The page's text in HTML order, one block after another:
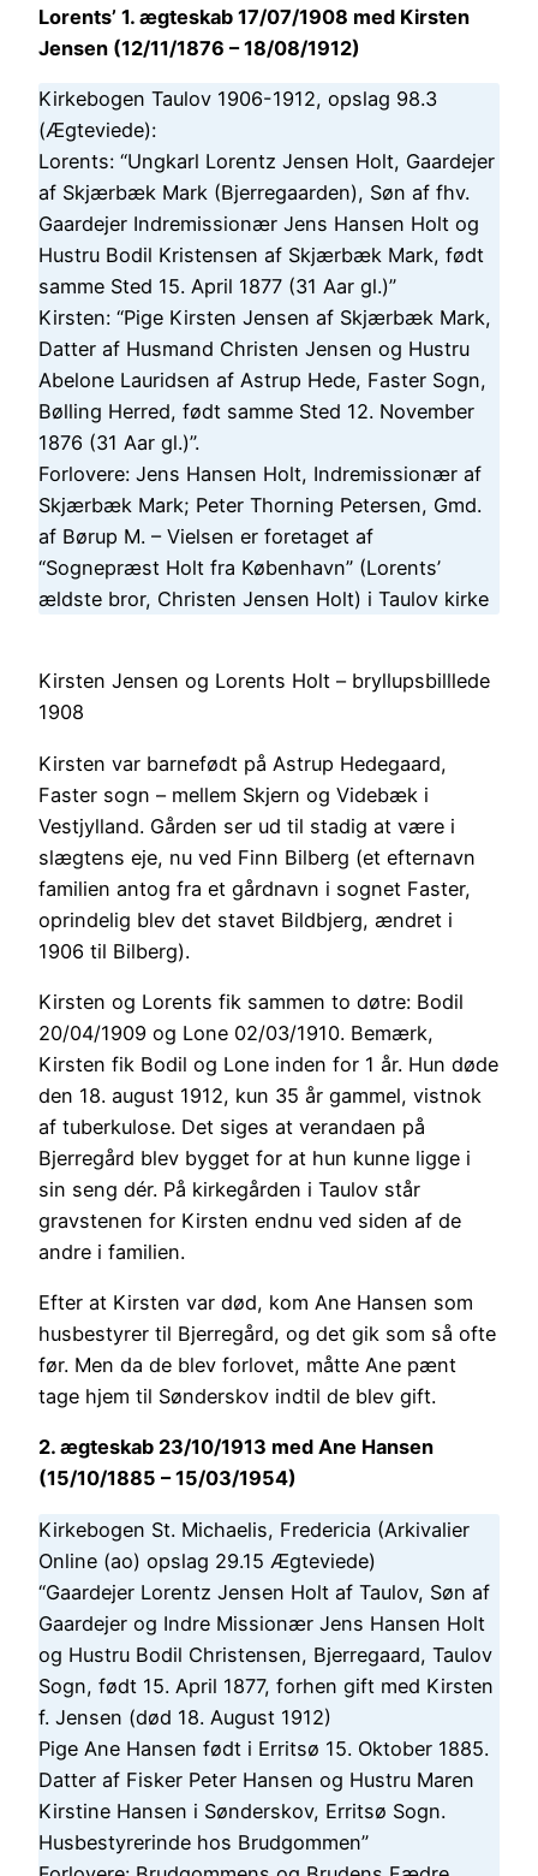
Lorents’ 1. ægteskab 17/07/1908 med Kirsten
Jensen (12/11/1876 – 18/08/1912)
Kirkebogen Taulov 1906-1912, opslag 98.3
(Ægteviede):
Lorents: “Ungkarl Lorentz Jensen Holt, Gaardejer
af Skjærbæk Mark (Bjerregaarden), Søn af fhv.
Gaardejer Indremissionær Jens Hansen Holt og
Hustru Bodil Kristensen af Skjærbæk Mark, født
samme Sted 15. April 1877 (31 Aar gl.)”
Kirsten: “Pige Kirsten Jensen af Skjærbæk Mark,
Datter af Husmand Christen Jensen og Hustru
Abelone Lauridsen af Astrup Hede, Faster Sogn,
Bølling Herred, født samme Sted 12. November
1876 (31 Aar gl.)”.
Forlovere: Jens Hansen Holt, Indremissionær af
Skjærbæk Mark; Peter Thorning Petersen, Gmd.
af Børup M. – Vielsen er foretaget af
“Sognepræst Holt fra København” (Lorents’
ældste bror, Christen Jensen Holt) i Taulov kirke
Kirsten Jensen og Lorents Holt – bryllupsbilllede
1908
Kirsten var barnefødt på Astrup Hedegaard,
Faster sogn – mellem Skjern og Videbæk i
Vestjylland. Gården ser ud til stadig at være i
slægtens eje, nu ved Finn Bilberg (et efternavn
familien antog fra et gårdnavn i sognet Faster,
oprindelig blev det stavet Bildbjerg, ændret i
1906 til Bilberg).
Kirsten og Lorents fik sammen to døtre: Bodil
20/04/1909 og Lone 02/03/1910. Bemærk,
Kirsten fik Bodil og Lone inden for 1 år. Hun døde
den 18. august 1912, kun 35 år gammel, vistnok
af tuberkulose. Det siges at verandaen på
Bjerregård blev bygget for at hun kunne ligge i
sin seng dér. På kirkegården i Taulov står
gravstenen for Kirsten endnu ved siden af de
andre i familien.
Efter at Kirsten var død, kom Ane Hansen som
husbestyrer til Bjerregård, og det gik som så ofte
før. Men da de blev forlovet, måtte Ane pænt
tage hjem til Sønderskov indtil de blev gift.
2. ægteskab 23/10/1913 med Ane Hansen
(15/10/1885 – 15/03/1954)
Kirkebogen St. Michaelis, Fredericia (Arkivalier
Online (ao) opslag 29.15 Ægteviede)
“Gaardejer Lorentz Jensen Holt af Taulov, Søn af
Gaardejer og Indre Missionær Jens Hansen Holt
og Hustru Bodil Christensen, Bjerregaard, Taulov
Sogn, født 15. April 1877, forhen gift med Kirsten
f. Jensen (død 18. August 1912)
Pige Ane Hansen født i Erritsø 15. Oktober 1885.
Datter af Fisker Peter Hansen og Hustru Maren
Kirstine Hansen i Sønderskov, Erritsø Sogn.
Husbestyrerinde hos Brudgommen”